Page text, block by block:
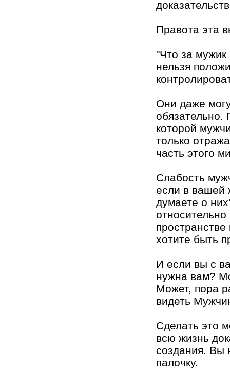
Правота эта
"Что за
нельзя
Они даже
которой
только
часть этого
Слабость
если в вашей
думаете о
хотите быть
И если вы с
нужна вам?
Может, пора
видеть
Сделать это
всю жизнь
создания. Вы
палочку.